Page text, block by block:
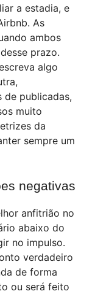
a estadia, e
As
ambos
prazo.
algo
de publicadas,
muito
da
sempre um
negativas
anfitrião no
abaixo do
no impulso.
verdadeiro
de forma
ou será feito